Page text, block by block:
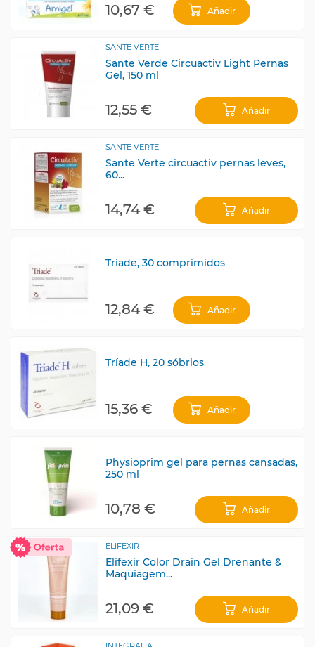
10,67 € Añadir
SANTE VERTE
Sante Verde Circuactiv Light Pernas
Gel, 150 ml
12,55 € Añadir
SANTE VERTE
Sante Verte circuactiv pernas leves,
60...
14,74 € Añadir
Triade, 30 comprimidos
12,84 € Añadir
Tríade H, 20 sóbrios
15,36 € Añadir
Physioprim gel para pernas cansadas,
250 ml
10,78 € Añadir
ELIFEXIR
Elifexir Color Drain Gel Drenante &
Maquiagem...
21,09 € Añadir